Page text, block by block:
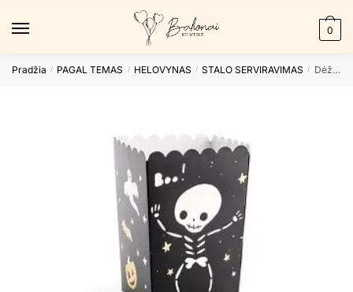
0
Pradžia / PAGAL TEMAS / HELOVYNAS / STALO SERVIRAVIMAS / Dėžutės spragėsiams BOO